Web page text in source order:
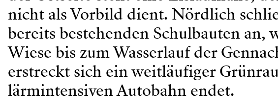
nicht als Vorbild dient. Nördlich
bereits bestehenden Schulbauten an,
Wiese bis zum Wasserlauf der
erstreckt sich ein weitläufiger
lärmintensiven Autobahn endet.